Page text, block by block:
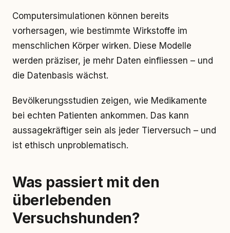
Computersimulationen können bereits
vorhersagen, wie bestimmte Wirkstoffe im
menschlichen Körper wirken. Diese Modelle
werden präziser, je mehr Daten einfliessen – und
die Datenbasis wächst.
Bevölkerungsstudien zeigen, wie Medikamente
bei echten Patienten ankommen. Das kann
aussagekräftiger sein als jeder Tierversuch – und
ist ethisch unproblematisch.
Was passiert mit den
überlebenden
Versuchshunden?